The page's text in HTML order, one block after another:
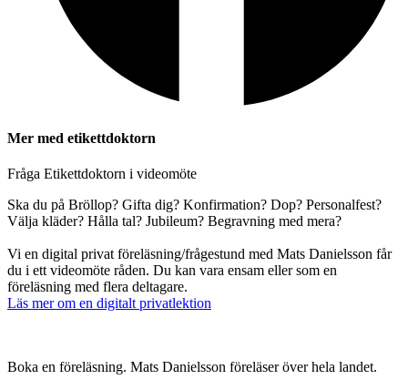
Mer med etikettdoktorn
Fråga Etikettdoktorn i videomöte
Ska du på Bröllop? Gifta dig? Konfirmation? Dop? Personalfest?
Välja kläder? Hålla tal? Jubileum? Begravning med mera?
Vi en digital privat föreläsning/frågestund med Mats Danielsson får
du i ett videomöte råden. Du kan vara ensam eller som en
föreläsning med flera deltagare.
Läs mer om en digitalt privatlektion
Boka en föreläsning. Mats Danielsson föreläser över hela landet.